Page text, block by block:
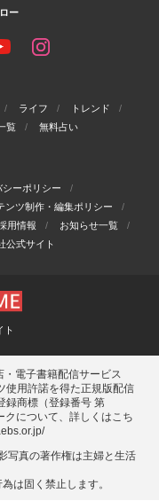
ー
ライフ
トレンド
覧 無料占い
シーポリシー
ンツ制作・編集ポリシー
用情報
お知らせ一覧
公式サイト
ト
電子書籍配信サービス
使用許諾を得た正規版配信
録商標（登録番号 第
について、詳しくはこち
写真の著作権は主婦と⽣活
は固く禁⽌します。